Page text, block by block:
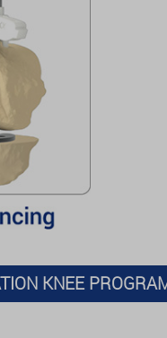
KNEE